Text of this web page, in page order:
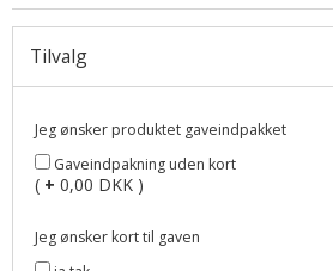
Tilvalg
Jeg ønsker produktet gaveindpakket
Gaveindpakning uden kort
( + 0,00 DKK )
Jeg ønsker kort til gaven